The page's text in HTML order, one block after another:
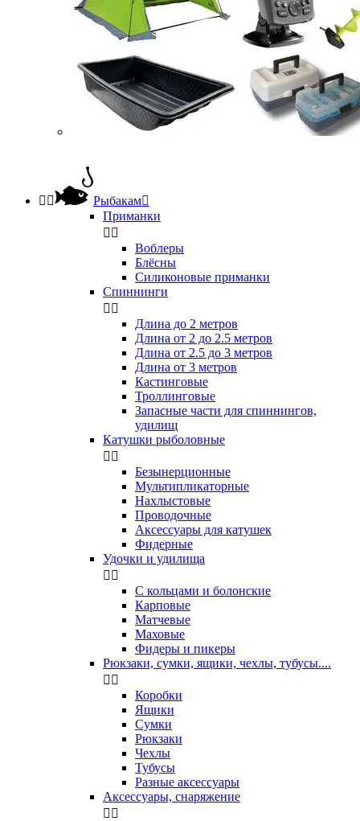
  Рыбакам
Приманки
 
Воблеры
Блёсны
Силиконовые приманки
Спиннинги
 
Длина до 2 метров
Длина от 2 до 2.5 метров
Длина от 2.5 до 3 метров
Длина от 3 метров
Кастинговые
Троллинговые
Запасные части для спиннингов,
удилищ
Катушки рыболовные
 
Безынерционные
Мультипликаторные
Нахлыстовые
Проводочные
Аксессуары для катушек
Фидерные
Удочки и удилища
 
С кольцами и болонские
Карповые
Матчевые
Маховые
Фидеры и пикеры
Рюкзаки, сумки, ящики, чехлы, тубусы....
 
Коробки
Ящики
Сумки
Рюкзаки
Чехлы
Тубусы
Разные аксессуары
Аксессуары, снаряжение
 